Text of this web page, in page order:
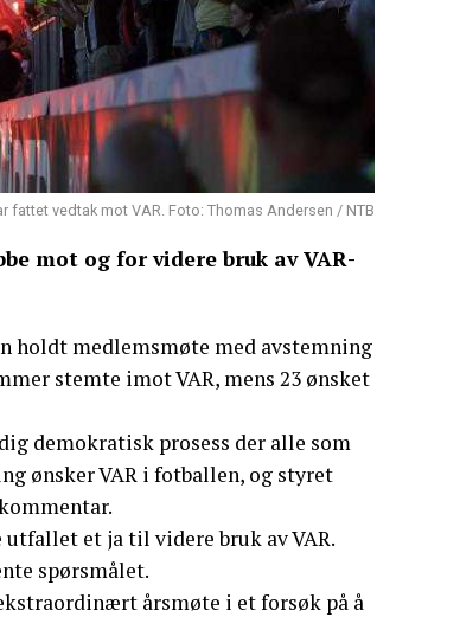
fattet vedtak mot VAR. Foto: Thomas Andersen / NTB
mot og for videre bruk av VAR-
holdt medlemsmøte med avstemning
stemte imot VAR, mens 23 ønsket
demokratisk prosess der alle som
ønsker VAR i fotballen, og styret
et ja til videre bruk av VAR.
spørsmålet.
årsmøte i et forsøk på å